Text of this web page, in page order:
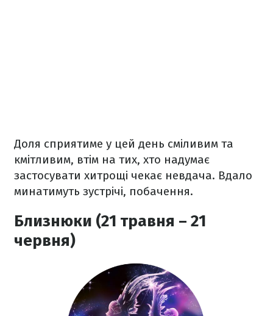
Доля сприятиме у цей день сміливим та
кмітливим, втім на тих, хто надумає
застосувати хитрощі чекає невдача. Вдало
минатимуть зустрічі, побачення.
Близнюки (21 травня – 21
червня)